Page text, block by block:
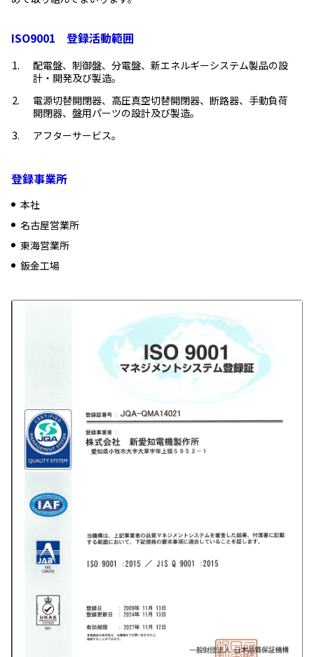
ISO9001　登録活動範囲
配電盤、制御盤、分電盤、新エネルギーシステム製品の設
計・開発及び製造。
電源切替開閉器、高圧真空切替開閉器、断路器、手動負荷
開閉器、盤用パーツの設計及び製造。
アフターサービス。
登録事業所
本社
名古屋営業所
東海営業所
鈑金工場